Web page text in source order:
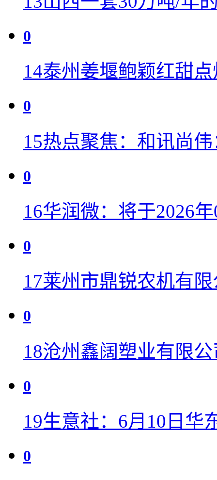
0
14泰州姜堰鲍颖红甜
0
15热点聚焦：和讯尚
0
16华润微：将于2026
0
17莱州市鼎锐农机有
0
18沧州鑫阔塑业有限
0
19生意社：6月10日华
0